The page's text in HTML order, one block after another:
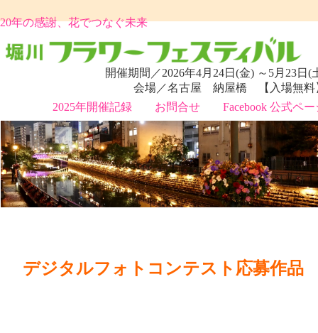
20年の感謝、花でつなぐ未来
開催期間／2026年4月24日(金) ～5月23日(
会場／名古屋 納屋橋 【入場無料
2025年開催記録
お問合せ Facebook 公式ペー
デジタルフォトコンテスト応募作品